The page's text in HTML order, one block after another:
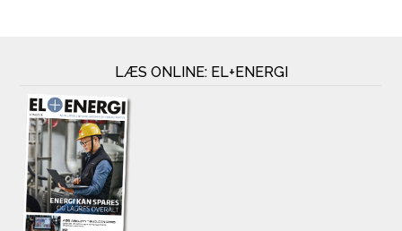
LÆS ONLINE: EL+ENERGI